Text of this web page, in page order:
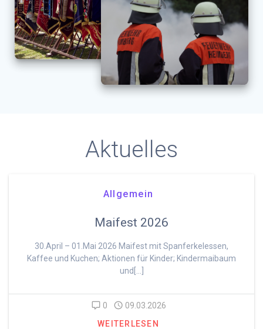
Aktuelles
Allgemein
Maifest 2026
30.April – 01.Mai 2026 Maifest mit Spanferkelessen,
Kaffee und Kuchen; Aktionen für Kinder; Kindermaibaum
und[…]
0
09.03.2026
WEITERLESEN